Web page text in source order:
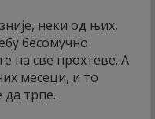
неки од њих,
бесомучно
на све прохтеве. А
месеци, и то
трпе.